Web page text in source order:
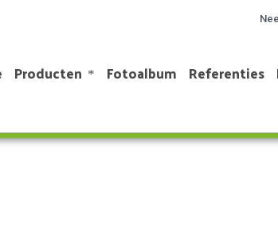
Producten Fotoalbum Referenties